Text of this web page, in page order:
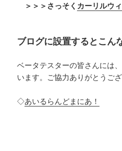
＞＞＞さっそく カーリルウ
ブログに設置するとこん
ベータテスターの皆さんには
います。ご協力ありがとうござ
◇あいるらんどまにあ！